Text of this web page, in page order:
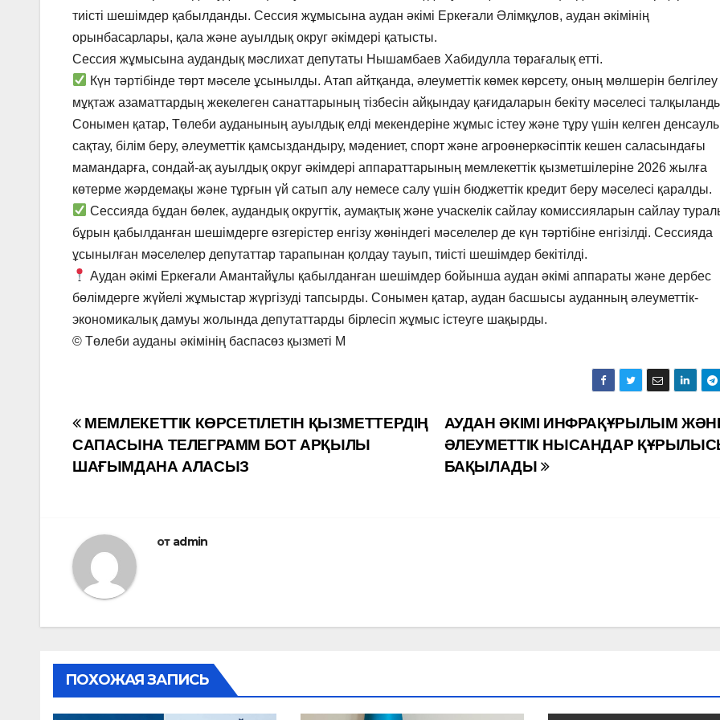
тиісті шешімдер қабылданды. Сессия жұмысына аудан әкімі Еркеғали Әлімқұлов, аудан әкімінің
орынбасарлары, қала және ауылдық округ әкімдері қатысты.
Сессия жұмысына аудандық мәслихат депутаты Нышамбаев Хабидулла төрағалық етті.
Күн тәртібінде төрт мәселе ұсынылды. Атап айтқанда, әлеуметтік көмек көрсету, оның мөлшерін
мұқтаж азаматтардың жекелеген санаттарының тізбесін айқындау қағидаларын бекіту мәселесі
Сонымен қатар, Төлеби ауданының ауылдық елді мекендеріне жұмыс істеу және тұру үшін келген
сақтау, білім беру, әлеуметтік қамсыздандыру, мәдениет, спорт және агроөнеркәсіптік кешен саласындағы
мамандарға, сондай-ақ ауылдық округ әкімдері аппараттарының мемлекеттік қызметшілеріне 2026 жылға
көтерме жәрдемақы және тұрғын үй сатып алу немесе салу үшін бюджеттік кредит беру мәселесі қаралды.
Сессияда бұдан бөлек, аудандық округтік, аумақтық және учаскелік сайлау комиссияларын сайлау
бұрын қабылданған шешімдерге өзгерістер енгізу жөніндегі мәселелер де күн тәртібіне енгізілді. Сессияда
ұсынылған мәселелер депутаттар тарапынан қолдау тауып, тиісті шешімдер бекітілді.
Аудан әкімі Еркеғали Амантайұлы қабылданған шешімдер бойынша аудан әкімі аппараты және дербес
бөлімдерге жүйелі жұмыстар жүргізуді тапсырды. Сонымен қатар, аудан басшысы ауданның әлеуметтік-
экономикалық дамуы жолында депутаттарды бірлесіп жұмыс істеуге шақырды.
©️ Төлеби ауданы әкімінің баспасөз қызметі М
Навигация
по
АУДАН ӘКІМІ ИНФРАҚҰРЫЛЫМ
ӘЛЕУМЕТТІК НЫСАНДАР
БАҚЫЛАДЫ
МЕМЛЕКЕТТІК КӨРСЕТІЛЕТІН ҚЫЗМЕТТЕРДІҢ
САПАСЫНА ТЕЛЕГРАММ БОТ АРҚЫЛЫ
ШАҒЫМДАНА АЛАСЫЗ
от admin
ПОХОЖАЯ ЗАПИСЬ